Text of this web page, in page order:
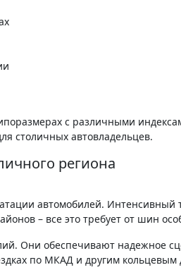
с различными
столичных автовладельцев.
региона
автомобилей.
– все это требует от шин
Они обеспечивают надежное
по МКАД и другим кольцевым